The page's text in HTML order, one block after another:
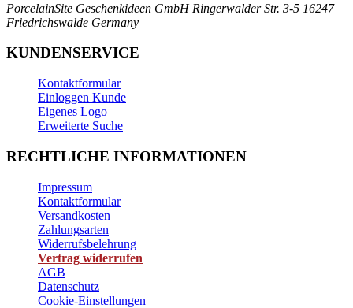
PorcelainSite Geschenkideen GmbH Ringerwalder Str. 3-5 16247
Friedrichswalde Germany
KUNDENSERVICE
Kontaktformular
Einloggen Kunde
Eigenes Logo
Erweiterte Suche
RECHTLICHE INFORMATIONEN
Impressum
Kontaktformular
Versandkosten
Zahlungsarten
Widerrufsbelehrung
Vertrag widerrufen
AGB
Datenschutz
Cookie-Einstellungen